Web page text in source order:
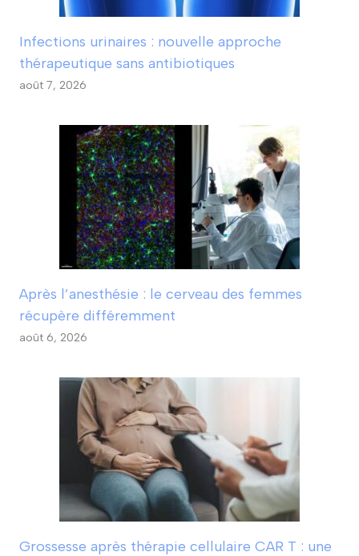
Infections urinaires : nouvelle approche
thérapeutique sans antibiotiques
août 7, 2026
Après l’anesthésie : le cerveau des femmes
récupère différemment
août 6, 2026
Grossesse après thérapie cellulaire CAR T : une